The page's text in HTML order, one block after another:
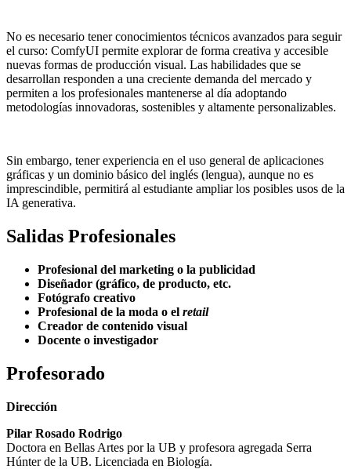
No es necesario tener conocimientos técnicos avanzados para seguir
el curso: ComfyUI permite explorar de forma creativa y accesible
nuevas formas de producción visual. Las habilidades que se
desarrollan responden a una creciente demanda del mercado y
permiten a los profesionales mantenerse al día adoptando
metodologías innovadoras, sostenibles y altamente personalizables.
Sin embargo, tener experiencia en el uso general de aplicaciones
gráficas y un dominio básico del inglés (lengua), aunque no es
imprescindible, permitirá al estudiante ampliar los posibles usos de la
IA generativa.
Salidas Profesionales
Profesional del marketing o la publicidad
Diseñador (gráfico, de producto, etc.
Fotógrafo creativo
Profesional de la moda o el retail
Creador de contenido visual
Docente o investigador
Profesorado
Dirección
Pilar Rosado Rodrigo
Doctora en Bellas Artes por la UB y profesora agregada Serra
Húnter de la UB. Licenciada en Biología.